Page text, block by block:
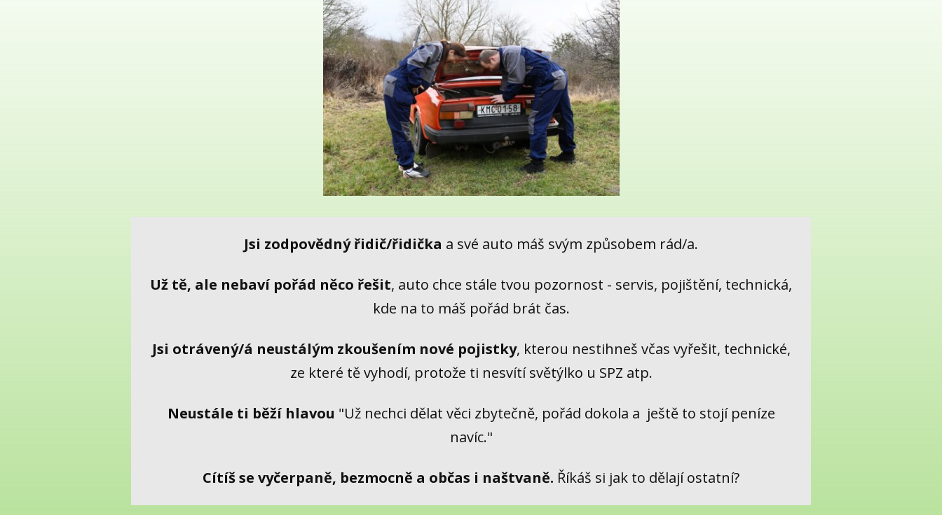
Jsi zodpovědný řidič/řidička a své auto máš svým způsobem rád/a.
Už tě, ale nebaví pořád něco řešit, auto chce stále tvou pozornost - servis, pojištění, technická,
kde na to máš pořád brát čas.
Jsi otrávený/á neustálým zkoušením nové pojistky, kterou nestihneš včas vyřešit, technické,
ze které tě vyhodí, protože ti nesvítí světýlko u SPZ atp.
Neustále ti běží hlavou "Už nechci dělat věci zbytečně, pořád dokola a ještě to stojí peníze
navíc."
Cítíš se vyčerpaně, bezmocně a občas i naštvaně. Říkáš si jak to dělají ostatní?